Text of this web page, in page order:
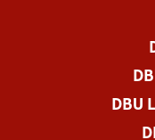
DBU